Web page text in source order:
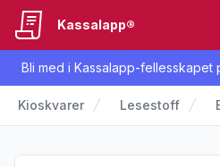
Bli med i Kassalapp-fellesskapet
Kassalapp®
Kioskvarer Lesestoff